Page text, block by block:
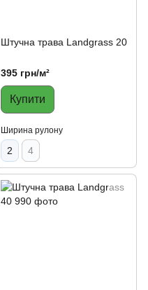
Штучна трава Landgrass 20
395 грн/м²
Купити
Ширина рулону
2 4